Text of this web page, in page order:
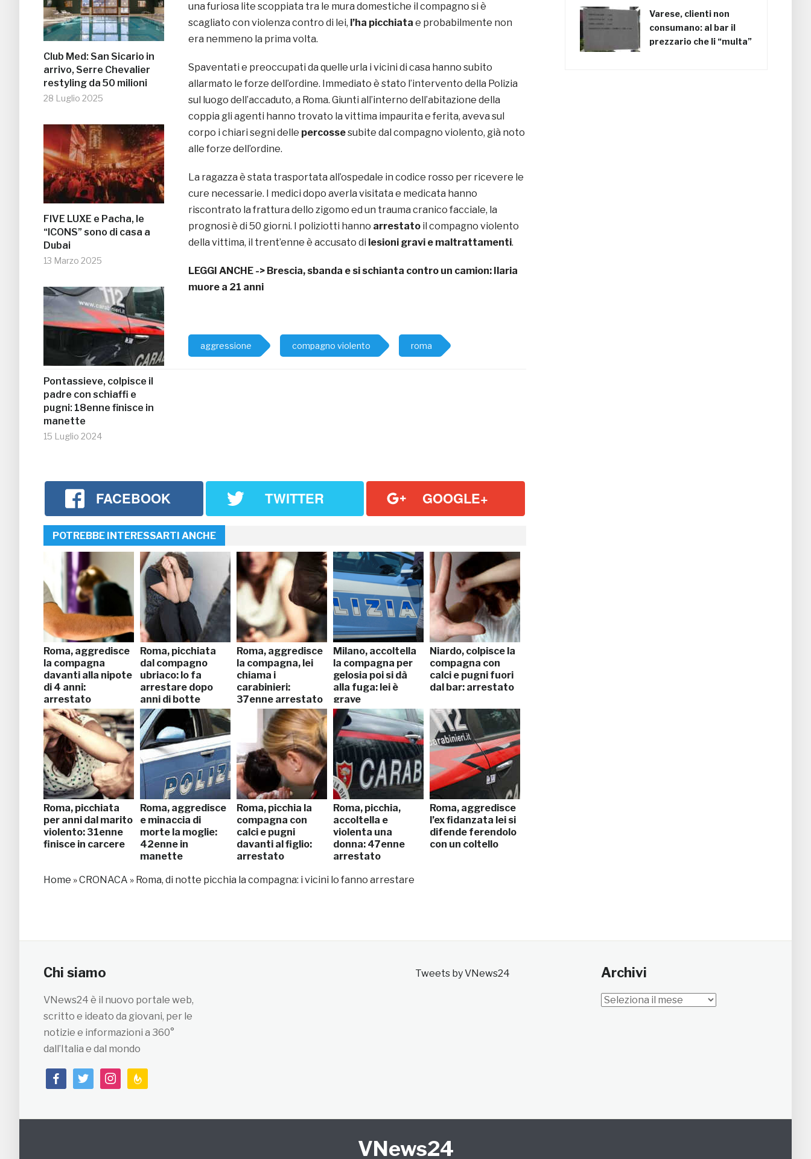
Club Med: San Sicario in
arrivo, Serre Chevalier
restyling da 50 milioni
28 Luglio 2025
FIVE LUXE e Pacha, le
“ICONS” sono di casa a
Dubai
13 Marzo 2025
Pontassieve, colpisce il
padre con schiaffi e
pugni: 18enne finisce in
manette
15 Luglio 2024
una furiosa lite scoppiata tra le mura domestiche il compagno si è
scagliato con violenza contro di lei, l’ha picchiata e probabilmente non
era nemmeno la prima volta.
Spaventati e preoccupati da quelle urla i vicini di casa hanno subito
allarmato le forze dell’ordine. Immediato è stato l’intervento della Polizia
sul luogo dell’accaduto, a Roma. Giunti all’interno dell’abitazione della
coppia gli agenti hanno trovato la vittima impaurita e ferita, aveva sul
corpo i chiari segni delle percossesubite dal compagno violento, già noto
alle forze dell’ordine.
La ragazza è stata trasportata all’ospedale in codice rosso per ricevere le
cure necessarie. I medici dopo averla visitata e medicata hanno
riscontrato la frattura dello zigomo ed un trauma cranico facciale, la
prognosi è di 50 giorni. I poliziotti hanno arrestato il compagno violento
della vittima, il trent’enne è accusato di lesioni gravi e maltrattamenti.
LEGGI ANCHE -> Brescia, sbanda e si schianta contro un camion: Ilaria
muore a 21 anni
aggressione compagno violento roma
FACEBOOK TWITTER GOOGLE+
POTREBBE INTERESSARTI ANCHE
Roma, aggredisce
la compagna
davanti alla nipote
di 4 anni:
arrestato
Roma, picchiata
dal compagno
ubriaco: lo fa
arrestare dopo
anni di botte
Roma, aggredisce
la compagna, lei
chiama i
carabinieri:
37enne arrestato
Milano, accoltella
la compagna per
gelosia poi si dà
alla fuga: lei è
grave
Niardo, colpisce la
compagna con
calci e pugni fuori
dal bar: arrestato
Roma, picchiata
per anni dal marito
violento: 31enne
finisce in carcere
Roma, aggredisce
e minaccia di
morte la moglie:
42enne in
manette
Roma, picchia la
compagna con
calci e pugni
davanti al figlio:
arrestato
Roma, picchia,
accoltella e
violenta una
donna: 47enne
arrestato
Roma, aggredisce
l’ex fidanzata lei si
difende ferendolo
con un coltello
Home »CRONACA » Roma, di notte picchia la compagna: i vicini lo fanno arrestare
Varese, clienti non
consumano: al bar il
prezzario che li “multa”
Chi siamo
VNews24 è il nuovo portale web,
scritto e ideato da giovani, per le
notizie e informazioni a 360°
dall’Italia e dal mondo
facebooktwitterinstagramfeedburner
Tweets by VNews24 Archivi
Archivi
VNews24